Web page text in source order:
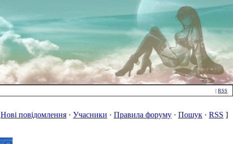
| RSS
Нові повідомлення · Учасники · Правила форуму · Пошук · RSS ]